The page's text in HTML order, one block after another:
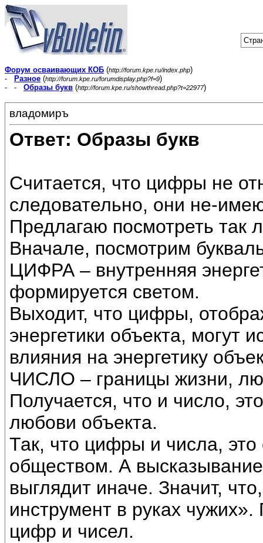
Форум осваивающих КОБ (http://forum.kpe.ru/index.php)
-
Разное (http://forum.kpe.ru/forumdisplay.php?f=9)
- - Образы букв (http://forum.kpe.ru/showthread.php?t=22977)
владомиръ
Ответ: Образы букв
Считается, что цифры не
следовательно, они не-
Предлагаю посмотреть так
Вначале, посмотрим
ЦИФРА – внутренняя
формируется светом.
Выходит, что цифры,
энергетики объекта, могут
влияния на энергетику
ЧИСЛО – границы жизни,
Получается, что и число,
любови объекта.
Так, что цифры и числа,
обществом. А
выглядит иначе. Значит,
инструмент в руках
цифр и чисел.